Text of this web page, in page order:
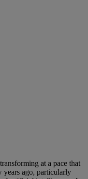
at a pace that
years ago, particularly